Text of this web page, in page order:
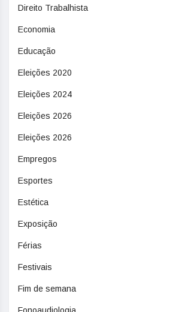
Direito Trabalhista
Economia
Educação
Eleições 2020
Eleições 2024
Eleições 2026
Eleições 2026
Empregos
Esportes
Estética
Exposição
Férias
Festivais
Fim de semana